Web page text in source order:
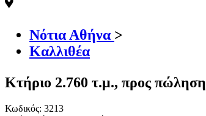
Νότια Αθήνα >
Καλλιθέα
Κτήριο 2.760 τ.μ., προς πώληση
Κωδικός: 3213